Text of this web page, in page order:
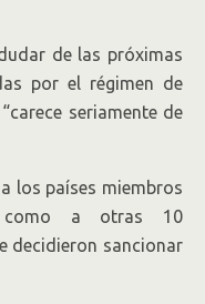
de las próximas
por el régimen de
seriamente de
los países miembros
a otras 10
decidieron sancionar